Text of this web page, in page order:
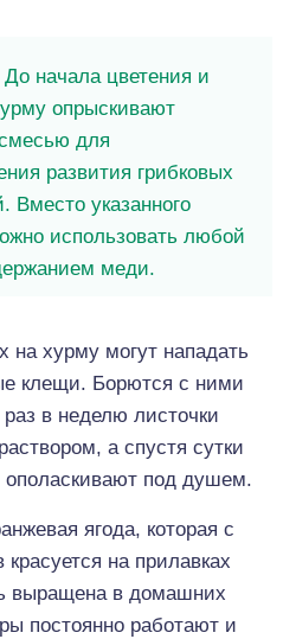
До начала цветения и
опрыскивают
для
развития грибковых
Вместо указанного
использовать любой
меди.
на хурму могут нападать
клещи. Борются с ними
в неделю листочки
а спустя сутки
ополаскивают под душем.
ягода, которая с
на прилавках
выращена в домашних
постоянно работают и